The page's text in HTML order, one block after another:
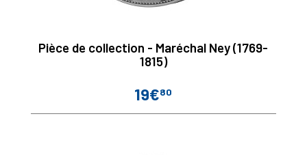
Pièce de collection - Maréchal Ney (1769-
1815)
Prix
19€80